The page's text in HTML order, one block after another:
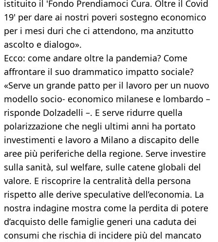
istituito il 'Fondo Prendiamoci Cura. Oltre il Covid
19' per dare ai nostri poveri sostegno economico
per i mesi duri che ci attendono, ma anzitutto
ascolto e dialogo».
Ecco: come andare oltre la pandemia? Come
affrontare il suo drammatico impatto sociale?
«Serve un grande patto per il lavoro per un nuovo
modello socio- economico milanese e lombardo –
risponde Dolzadelli –. E serve ridurre quella
polarizzazione che negli ultimi anni ha portato
investimenti e lavoro a Milano a discapito delle
aree più periferiche della regione. Serve investire
sulla sanità, sul welfare, sulle catene globali del
valore. E riscoprire la centralità della persona
rispetto alle derive speculative dell’economia. La
nostra indagine mostra come la perdita di potere
d’acquisto delle famiglie generi una caduta dei
consumi che rischia di incidere più del mancato